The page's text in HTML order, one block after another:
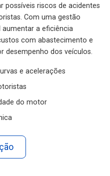
possíveis riscos de acidentes
Com uma gestão
aumentar a eficiência
com abastecimento e
desempenho dos veículos.
e acelerações
do motor